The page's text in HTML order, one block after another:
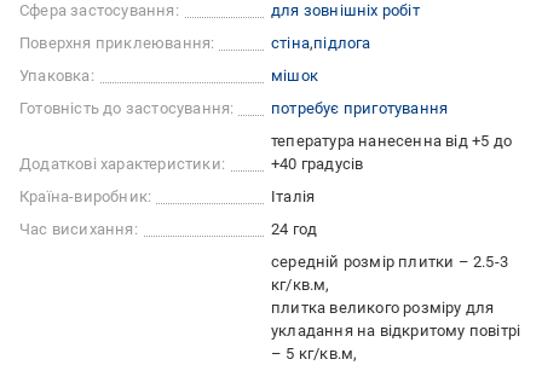
Сфера застосування:
для зовнішніх робіт
Поверхня приклеювання:
стіна підлога
Упаковка:
мішок
Готовність до застосування:
потребує приготування
Додаткові характеристики:
тепература нанесенна від +5 до
+40 градусів
Країна-виробник:
Італія
Час висихання:
24 год
середній розмір плитки – 2.5-3
кг/кв.м
плитка великого розміру для
укладання на відкритому повітрі
– 5 кг/кв.м